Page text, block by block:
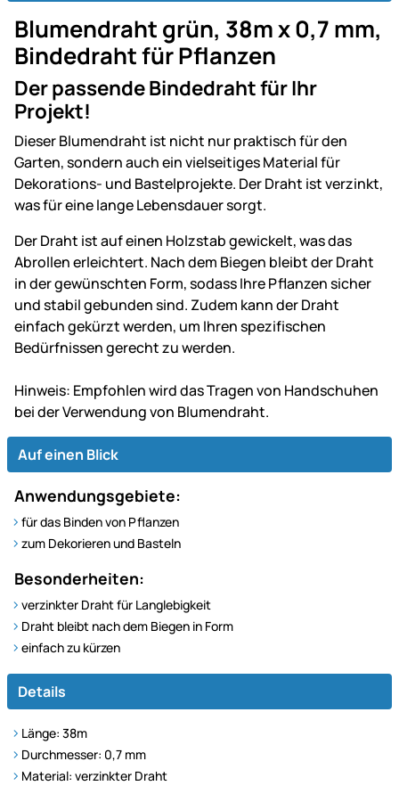
Blumendraht grün, 38m x 0,7 mm,
Bindedraht für Pflanzen
Der passende Bindedraht für Ihr
Projekt!
Dieser Blumendraht ist nicht nur praktisch für den
Garten, sondern auch ein vielseitiges Material für
Dekorations- und Bastelprojekte. Der Draht ist verzinkt,
was für eine lange Lebensdauer sorgt.
Der Draht ist auf einen Holzstab gewickelt, was das
Abrollen erleichtert. Nach dem Biegen bleibt der Draht
in der gewünschten Form, sodass Ihre Pflanzen sicher
und stabil gebunden sind. Zudem kann der Draht
einfach gekürzt werden, um Ihren spezifischen
Bedürfnissen gerecht zu werden.
Hinweis: Empfohlen wird das Tragen von Handschuhen
bei der Verwendung von Blumendraht.
Auf einen Blick
Anwendungsgebiete:
für das Binden von Pflanzen
zum Dekorieren und Basteln
Besonderheiten:
verzinkter Draht für Langlebigkeit
Draht bleibt nach dem Biegen in Form
einfach zu kürzen
Details
Länge: 38m
Durchmesser: 0,7 mm
Material: verzinkter Draht